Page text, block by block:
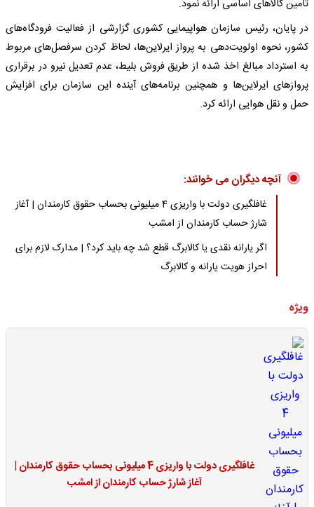
تامین کالاهای اساسی ارائه نمود.
در پایان، رئیس سازمان هواپیمایی کشوری گزارشی از فعالیت فرودگاه‌های
کشور، نحوه اولویت‌دهی به پرواز ایرلاین‌ها، لحاظ کردن سرفصل‌های مربوط
به استرداد مبالغ اخذ شده از طریق فروش بلیط، عدم تعدیل نیرو در برقراری
پروازهای ایرلاین‌ها و همچنین برنامه‌های آینده این سازمان برای افزایش
حمل و نقل هوایی ارائه کرد.
آنچه دیگران می خوانند:
غافلگیری دولت با واریزی 4 میلیونی بحساب حقوق کارمندان | آغاز
شارژ حساب کارمندان از امشب
اگر یارانه نقدی یا کالابرگ قطع شد چه باید کرد؟ | مدارک لازم برای
احراز هویت یارانه و کالابرگ
ویژه
غافلگیری دولت با واریزی 4 میلیونی بحساب حقوق کارمندان |
آغاز شارژ حساب کارمندان از امشب